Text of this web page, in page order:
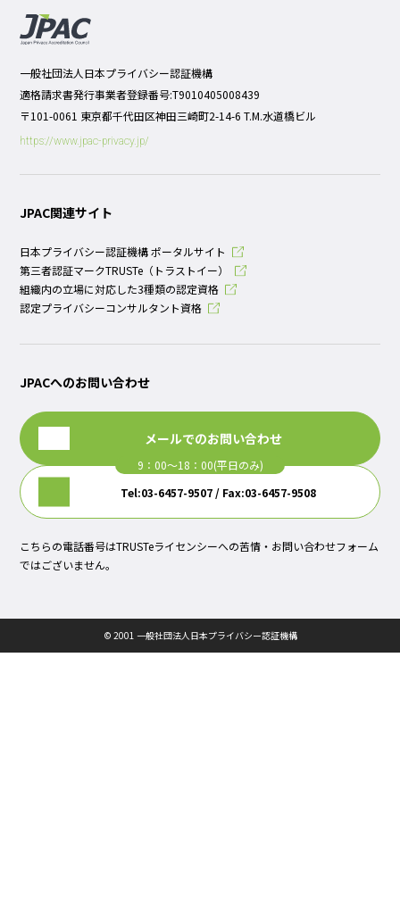
一般社団法人日本プライバシー認証機構
適格請求書発行事業者登録番号:T9010405008439
〒101-0061 東京都千代田区神田三崎町2-14-6 T.M.水道橋ビル
https://www.jpac-privacy.jp/
JPAC関連サイト
日本プライバシー認証機構 ポータルサイト
第三者認証マークTRUSTe（トラストイー）
組織内の立場に対応した3種類の認定資格
認定プライバシーコンサルタント資格
JPACへのお問い合わせ
メールでのお問い合わせ
Tel:03-6457-9507 / Fax:03-6457-9508
こちらの電話番号はTRUSTeライセンシーへの苦情・お問い合わせフォーム
ではございません。
© 2001 一般社団法人日本プライバシー認証機構